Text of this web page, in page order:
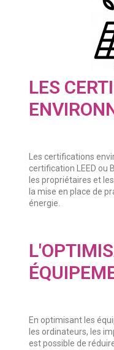
LES
Les certifications
certification LEED ou
les propriétaires et
la mise en place de
énergie.
En optimisant les
les ordinateurs, les
est possible de